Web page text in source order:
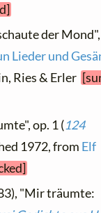
der Mond",
Lieder und
Ries & Erler
op. 1 (124
1972, from Elf
"Mir träumte: